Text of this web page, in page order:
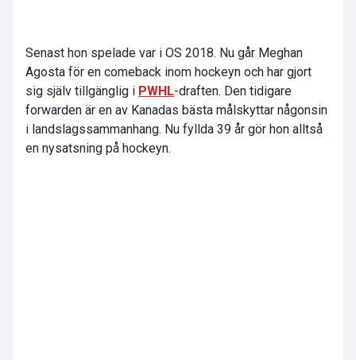
Senast hon spelade var i OS 2018. Nu går Meghan
Agosta för en comeback inom hockeyn och har gjort
sig själv tillgänglig i PWHL-draften. Den tidigare
forwarden är en av Kanadas bästa målskyttar någonsin
i landslagssammanhang. Nu fyllda 39 år gör hon alltså
en nysatsning på hockeyn.